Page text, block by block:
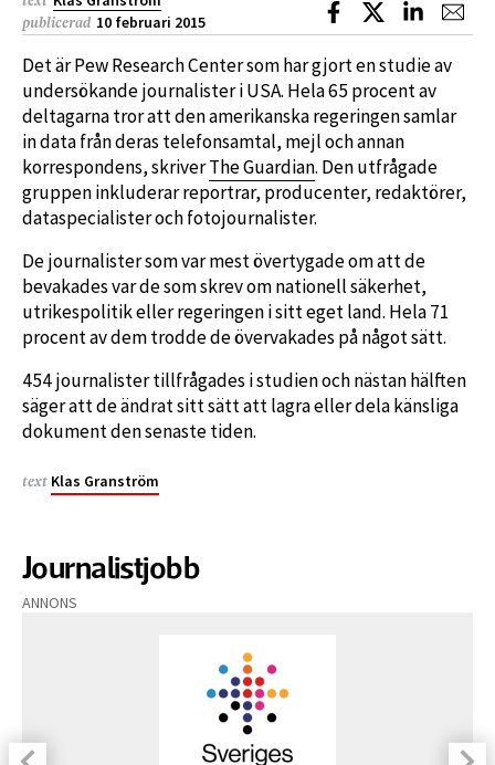
publicerad 10 februari 2015
Dela på Facebook
Dela på XDela på
Det är Pew Research Center som har gjort en studie av
undersökande journalister i USA. Hela 65 procent av
deltagarna tror att den amerikanska regeringen samlar
in data från deras telefonsamtal, mejl och annan
korrespondens, skriverThe Guardian. Den utfrågade
gruppen inkluderar reportrar, producenter, redaktörer,
dataspecialister och fotojournalister.
De journalister som var mest övertygade om att de
bevakades var de som skrev om nationell säkerhet,
utrikespolitik eller regeringen i sitt eget land. Hela 71
procent av dem trodde de övervakades på något sätt.
454 journalister tillfrågades i studien och nästan hälften
säger att de ändrat sitt sätt att lagra eller dela känsliga
dokument den senaste tiden.
text Klas Granström
Journalistjobb
ANNONS